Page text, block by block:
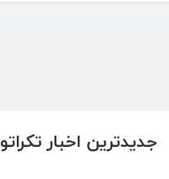
جدیدترین اخبار تکراتو